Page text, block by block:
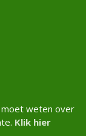
moet weten over
Klik hier